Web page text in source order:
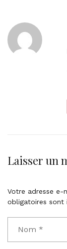
Laisser un
Votre adresse e-
obligatoires sont